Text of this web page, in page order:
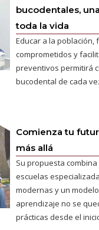
bucodentales,
toda la vida
Educar a la
comprometidos y
preventivos permitirá
bucodental de cada
Comienza tu
más allá
Su propuesta
escuelas
modernas y un
aprendizaje no se
prácticas desde el